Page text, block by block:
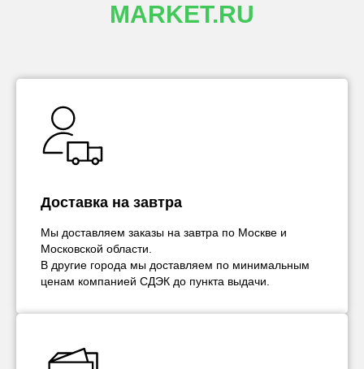
MARKET.RU
Доставка на завтра
Мы доставляем заказы на завтра по Москве и
Московской области.
В другие города мы доставляем по минимальным
ценам компанией СДЭК до пункта выдачи.